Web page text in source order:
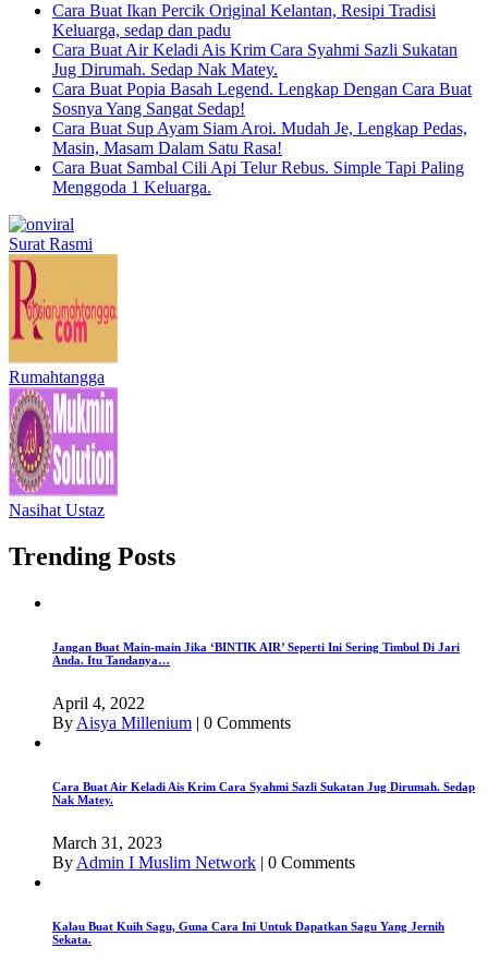
Cara Buat Ikan Percik Original Kelantan, Resipi Tradisi
Keluarga, sedap dan padu
Cara Buat Air Keladi Ais Krim Cara Syahmi Sazli Sukatan
Jug Dirumah. Sedap Nak Matey.
Cara Buat Popia Basah Legend. Lengkap Dengan Cara Buat
Sosnya Yang Sangat Sedap!
Cara Buat Sup Ayam Siam Aroi. Mudah Je, Lengkap Pedas,
Masin, Masam Dalam Satu Rasa!
Cara Buat Sambal Cili Api Telur Rebus. Simple Tapi Paling
Menggoda 1 Keluarga.
Surat Rasmi
Rumahtangga
Nasihat Ustaz
Trending Posts
Jangan Buat Main-main Jika ‘BINTIK AIR’ Seperti Ini Sering Timbul Di Jari
Anda. Itu Tandanya…
April 4, 2022
By Aisya Millenium | 0 Comments
Cara Buat Air Keladi Ais Krim Cara Syahmi Sazli Sukatan Jug Dirumah. Sedap
Nak Matey.
March 31, 2023
By Admin I Muslim Network | 0 Comments
Kalau Buat Kuih Sagu, Guna Cara Ini Untuk Dapatkan Sagu Yang Jernih
Sekata.